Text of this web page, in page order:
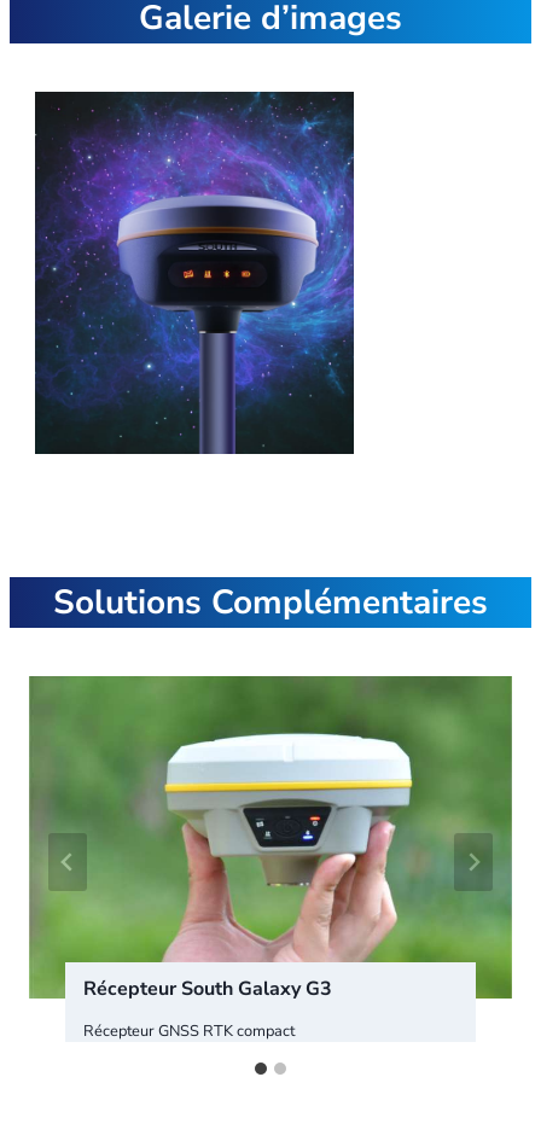
Galerie d’images
Solutions Complémentaires
Récepteur South Galaxy G3
Récepteur GNSS RTK compact